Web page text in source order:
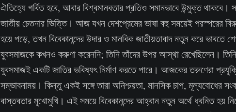
ঐতিহ্যে গর্বিত হবে, আবার বিশ্বমানবতার প্রতিও সমানভাবে উন্মুক্ত থাকবে।
জাতীয় চেতনার ভিত্তি। আজ যখন দেশপ্রেমের ভাষা বহু সময়েই পরস্পরের
হয়ে পড়ে, তখন বিবেকানন্দের উদার ও মানবিক জাতীয়তাবাদ নতুন করে ভাবতে
যুবসমাজকে কখনও করুণা করেননি; তিনি তাঁদের উপর আস্থা রেখেছিলেন।
যুবসমাজই একটি জাতির ভবিষ্যৎ নির্মাণ করতে পারে। আজকের তরুণেরা
সম্ভাবনাময়। কিন্তু একই সঙ্গে তারা অনিশ্চয়তা, মানসিক চাপ, মূল্যবোধের
বাস্তবতার মুখোমুখি। এই সময়ে বিবেকানন্দের আহ্বান নতুন অর্থে ধ্বনিত হয়